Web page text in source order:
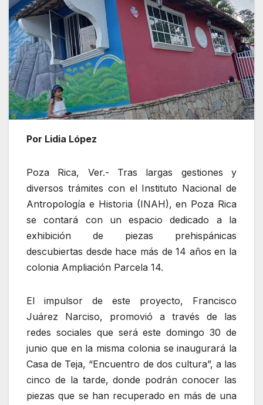
Por Lidia López
Poza Rica, Ver.- Tras largas gestiones y
diversos trámites con el Instituto Nacional de
Antropología e Historia (INAH), en Poza Rica
se contará con un espacio dedicado a la
exhibición de piezas prehispánicas
descubiertas desde hace más de 14 años en la
colonia Ampliación Parcela 14.
El impulsor de este proyecto, Francisco
Juárez Narciso, promovió a través de las
redes sociales que será este domingo 30 de
junio que en la misma colonia se inaugurará la
Casa de Teja, “Encuentro de dos cultura”, a las
cinco de la tarde, donde podrán conocer las
piezas que se han recuperado en más de una